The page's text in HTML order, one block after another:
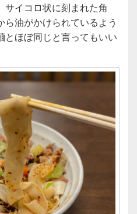
サイコロ状に刻まれた角
油がかけられているよう
とほぼ同じと言ってもいい